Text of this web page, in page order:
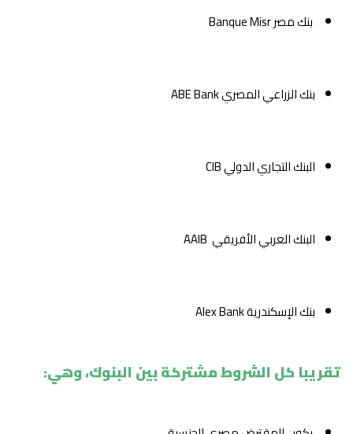
بنك مصر Banque Misr
بنك الزراعي المصري ABE Bank
البنك التجاري الدولي CIB
البنك العربي الأفريقي AAIB
بنك الإسكندرية Alex Bank
تقريبا كل الشروط مشتركة بين البنوك، وهي: